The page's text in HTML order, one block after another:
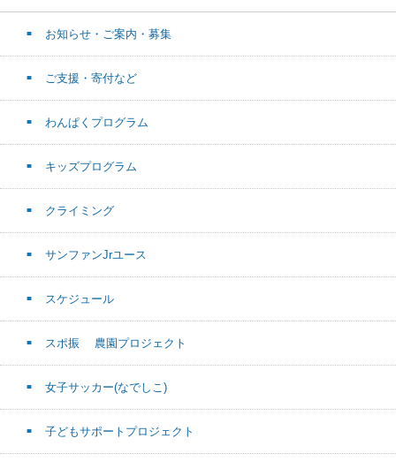
お知らせ・ご案内・募集
ご支援・寄付など
わんぱくプログラム
キッズプログラム
クライミング
サンファンJrユース
スケジュール
スポ振 農園プロジェクト
女子サッカー(なでしこ)
子どもサポートプロジェクト